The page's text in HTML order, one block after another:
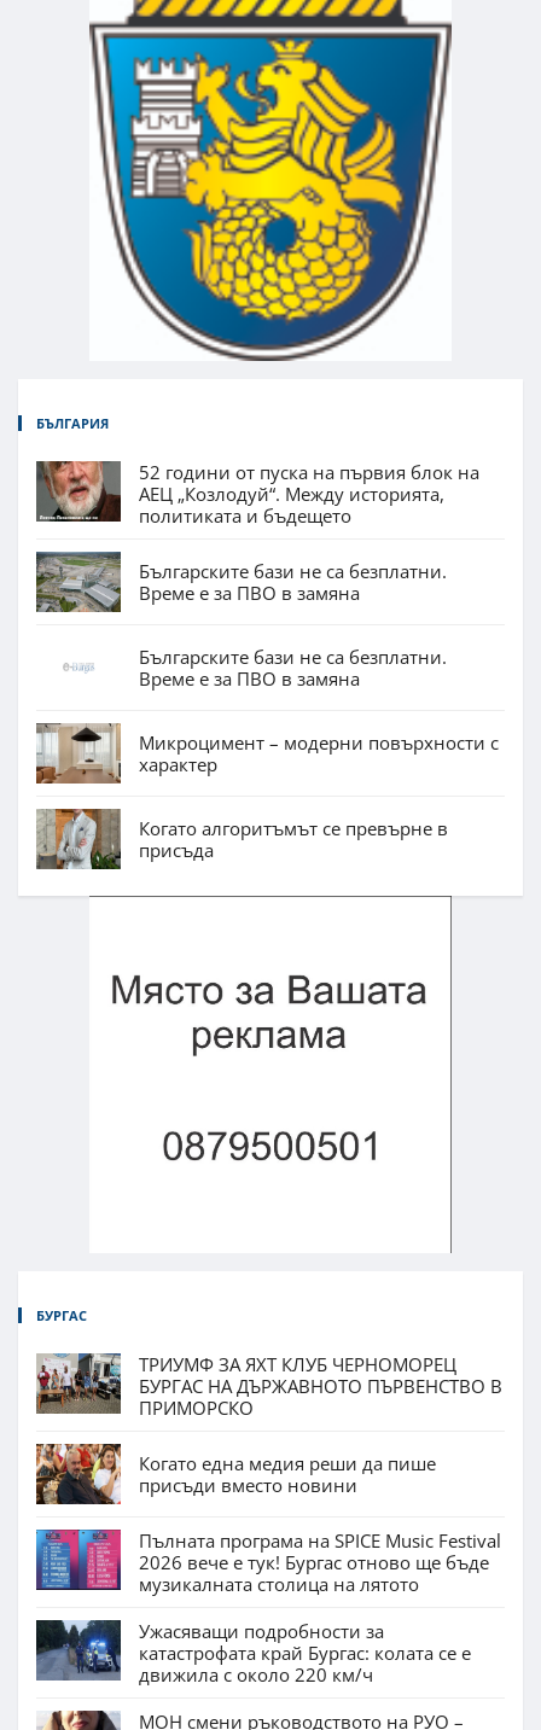
БЪЛГАРИЯ
52 години от пуска на първия блок на
АЕЦ „Козлодуй“. Между историята,
политиката и бъдещето
Българските бази не са безплатни.
Време е за ПВО в замяна
Българските бази не са безплатни.
Време е за ПВО в замяна
Микроцимент – модерни повърхности с
характер
Когато алгоритъмът се превърне в
присъда
БУРГАС
ТРИУМФ ЗА ЯХТ КЛУБ ЧЕРНОМОРЕЦ
БУРГАС НА ДЪРЖАВНОТО ПЪРВЕНСТВО В
ПРИМОРСКО
Когато една медия реши да пише
присъди вместо новини
Пълната програма на SPICE Music Festival
2026 вече е тук! Бургас отново ще бъде
музикалната столица на лятото
Ужасяващи подробности за
катастрофата край Бургас: колата се е
движила с около 220 км/ч
МОН смени ръководството на РУО –